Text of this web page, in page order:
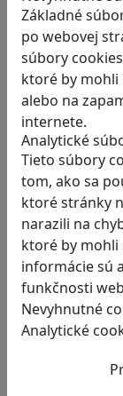
Základné
po webovej
súbory
ktoré by mohli
alebo na
internete.
Analytické
Tieto súbory
tom, ako sa
ktoré stránky
narazili na
ktoré by mohli
informácie sú
funkčnosti
Nevyhnutné
Analytické
Hra Egypt
RECENZIE
Smushi
ktorej sa
Smushi